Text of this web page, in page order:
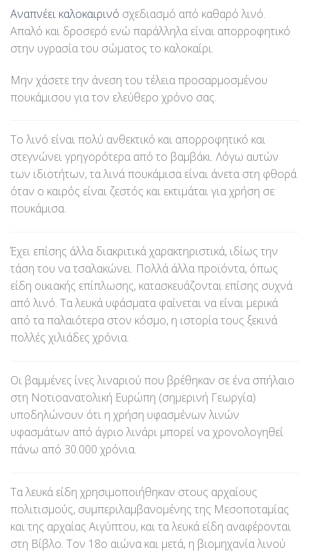
Αναπνέει καλοκαιρινό σχεδιασμό από καθαρό λινό.
Απαλό και δροσερό ενώ παράλληλα είναι απορροφητικό
στην υγρασία του σώματος το καλοκαίρι.
Μην χάσετε την άνεση του τέλεια προσαρμοσμένου
πουκάμισου για τον ελεύθερο χρόνο σας.
Το λινό είναι πολύ ανθεκτικό και απορροφητικό και
στεγνώνει γρηγορότερα από το βαμβάκι. Λόγω αυτών
των ιδιοτήτων, τα λινά πουκάμισα είναι άνετα στη φθορά
όταν ο καιρός είναι ζεστός και εκτιμάται για χρήση σε
πουκάμισα.
Έχει επίσης άλλα διακριτικά χαρακτηριστικά, ιδίως την
τάση του να τσαλακώνει. Πολλά άλλα προϊόντα, όπως
είδη οικιακής επίπλωσης, κατασκευάζονται επίσης συχνά
από λινό. Τα λευκά υφάσματα φαίνεται να είναι μερικά
από τα παλαιότερα στον κόσμο, η ιστορία τους ξεκινά
πολλές χιλιάδες χρόνια.
Οι βαμμένες ίνες λιναριού που βρέθηκαν σε ένα σπήλαιο
στη Νοτιοανατολική Ευρώπη (σημερινή Γεωργία)
υποδηλώνουν ότι η χρήση υφασμένων λινών
υφασμάτων από άγριο λινάρι μπορεί να χρονολογηθεί
πάνω από 30.000 χρόνια.
Τα λευκά είδη χρησιμοποιήθηκαν στους αρχαίους
πολιτισμούς, συμπεριλαμβανομένης της Μεσοποταμίας
και της αρχαίας Αιγύπτου, και τα λευκά είδη αναφέρονται
στη Βίβλο. Τον 18ο αιώνα και μετά, η βιομηχανία λινού